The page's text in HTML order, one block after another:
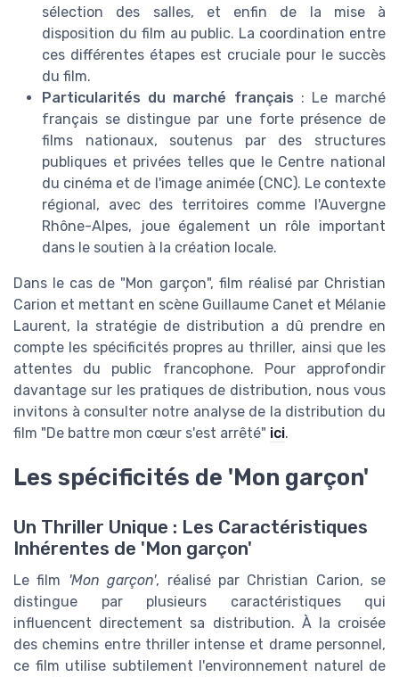
sélection des salles, et enfin de la mise à
disposition du film au public. La coordination entre
ces différentes étapes est cruciale pour le succès
du film.
Particularités du marché français : Le marché
français se distingue par une forte présence de
films nationaux, soutenus par des structures
publiques et privées telles que le Centre national
du cinéma et de l'image animée (CNC). Le contexte
régional, avec des territoires comme l'Auvergne
Rhône-Alpes, joue également un rôle important
dans le soutien à la création locale.
Dans le cas de "Mon garçon", film réalisé par Christian
Carion et mettant en scène Guillaume Canet et Mélanie
Laurent, la stratégie de distribution a dû prendre en
compte les spécificités propres au thriller, ainsi que les
attentes du public francophone. Pour approfondir
davantage sur les pratiques de distribution, nous vous
invitons à consulter notre analyse de la distribution du
film "De battre mon cœur s'est arrêté" ici.
Les spécificités de 'Mon garçon'
Un Thriller Unique : Les Caractéristiques
Inhérentes de 'Mon garçon'
Le film 'Mon garçon', réalisé par Christian Carion, se
distingue par plusieurs caractéristiques qui
influencent directement sa distribution. À la croisée
des chemins entre thriller intense et drame personnel,
ce film utilise subtilement l'environnement naturel de